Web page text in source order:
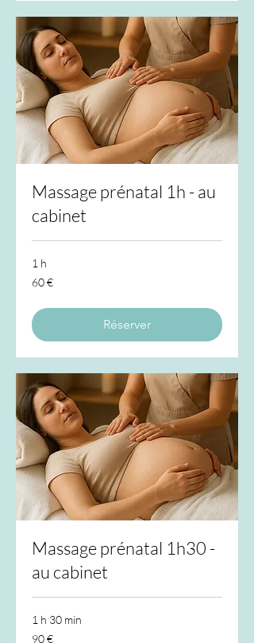
Massage prénatal 1h - au
cabinet
1 h
60
euros
60 €
Réserver
Massage prénatal 1h30 -
au cabinet
1 h 30 min
90
90 €